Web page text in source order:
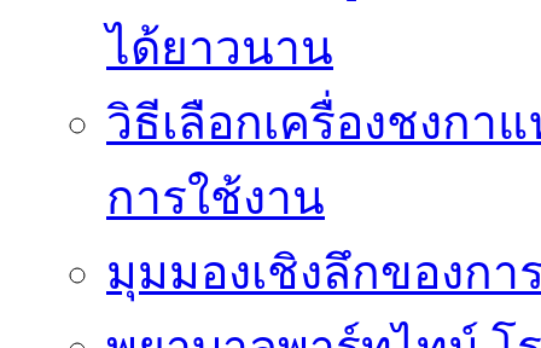
ได้ยาวนาน
วิธีเลือกเครื่องชงกา
การใช้งาน
มุมมองเชิงลึกของก